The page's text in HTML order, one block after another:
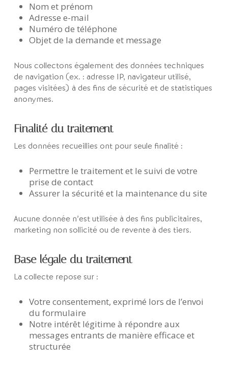
Nom et prénom
Adresse e-mail
Numéro de téléphone
Objet de la demande et message
Nous collectons également des données techniques
de navigation (ex. : adresse IP, navigateur utilisé,
pages visitées) à des fins de sécurité et de statistiques
anonymes.
Finalité du traitement
Les données recueillies ont pour seule finalité :
Permettre le traitement et le suivi de votre
prise de contact
Assurer la sécurité et la maintenance du site
Aucune donnée n’est utilisée à des fins publicitaires,
marketing non sollicité ou de revente à des tiers.
Base légale du traitement
La collecte repose sur :
Votre consentement, exprimé lors de l’envoi
du formulaire
Notre intérêt légitime à répondre aux
messages entrants de manière efficace et
structurée